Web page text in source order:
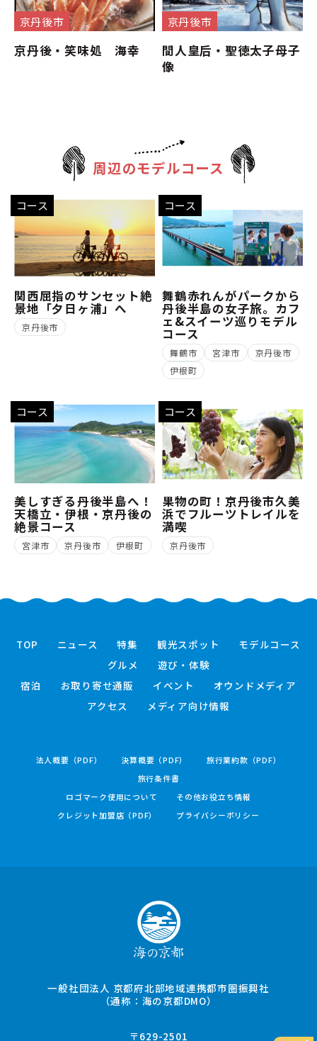
京丹後市
京丹後・笑味処 海幸
京丹後市
間人皇后・聖徳太子母子
像
周辺のモデルコース
コース
関西屈指のサンセット絶
景地「夕日ヶ浦」へ
京丹後市
コース
舞鶴赤れんがパークから
丹後半島の女子旅。カフ
ェ&スイーツ巡りモデル
コース
舞鶴市 宮津市
京丹後市
伊根町
コース
美しすぎる丹後半島へ！
天橋立・伊根・京丹後の
絶景コース
宮津市 京丹後市 伊根町
コース
果物の町！京丹後市久美
浜でフルーツトレイルを
満喫
京丹後市
TOP ニュース 特集 観光スポット
モデルコース
グルメ
遊び・体験
宿泊
お取り寄せ通販 イベント
オウンドメディア
アクセス
メディア向け情報
法人概要（PDF） 決算概要（PDF）
旅行業約款（PDF）
旅行条件書
ロゴマーク使用について
その他お役立ち情報
クレジット加盟店（PDF）
プライバシーポリシー
一般社団法人 京都府北部地域連携都市圏振興社
（通称：海の京都DMO）
〒629-2501